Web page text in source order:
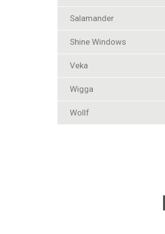
Salamander
Shine Windows
Veka
Wigga
Wollf